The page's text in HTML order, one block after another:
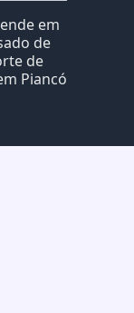
em
de
de
Piancó